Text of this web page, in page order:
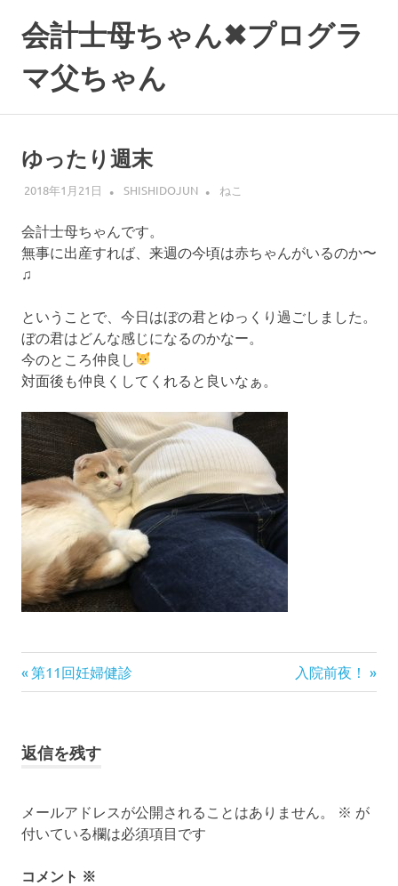
へ
会計士母ちゃん✖プログラ
マ父ちゃん
ゆったり週末
2018年1月21日 SHISHIDOJUN ねこ
会計士母ちゃんです。
無事に出産すれば、来週の今頃は赤ちゃんがいるのか〜
♫
ということで、今日はぼの君とゆっくり過ごしました。
ぼの君はどんな感じになるのかなー。
今のところ仲良し
対面後も仲良くしてくれると良いなぁ。
投
ナ
ゲ
ー
前
の
第11回妊婦健診
次
の
入院前夜！
返信を残す
メールアドレスが公開されることはありません。 ※ が
付いている欄は必須項目です
コメント ※